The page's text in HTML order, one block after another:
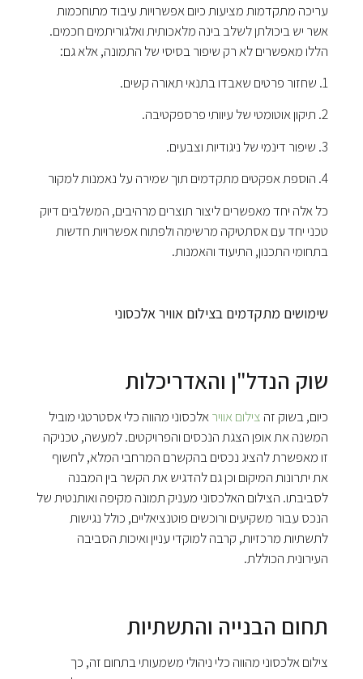
עריכה מתקדמות מציעות כיום אפשרויות עיבוד מתוחכמות
אשר יש ביכולתן לשלב בינה מלאכותית ואלגוריתמים חכמים.
הללו מאפשרים לא רק שיפור בסיסי של התמונה, אלא גם:
1. שחזור פרטים שאבדו בתנאי תאורה קשים.
2. תיקון אוטומטי של עיוותי פרספקטיבה.
3. שיפור דינמי של ניגודיות וצבעים.
4. הוספת אפקטים מתקדמים תוך שמירה על נאמנות למקור
כל אלה יחד מאפשרים ליצור תוצרים מרהיבים, המשלבים דיוק
טכני יחד עם אסתטיקה מרשימה ולפתוח אפשרויות חדשות
בתחומי התכנון, התיעוד והאמנות.
שימושים מתקדמים בצילום אוויר אלכסוני
שוק הנדל"ן והאדריכלות
כיום, בשוק זה צילום אוויראלכסוני מהווה כלי אסטרטגי מוביל
המשנה את אופן הצגת הנכסים והפרויקטים. למעשה, טכניקה
זו מאפשרת להציג נכסים בהקשרם המרחבי המלא, לחשוף
את יתרונות המיקום וכן גם להדגיש את הקשר בין המבנה
לסביבתו. הצילום האלכסוני מעניק תמונה מקיפה ואותנטית של
הנכס עבור משקיעים ורוכשים פוטנציאליים, כולל נגישות
לתשתיות מרכזיות, קרבה למוקדי עניין ואיכות הסביבה
העירונית הכוללת.
תחום הבנייה והתשתיות
צילום אלכסוני מהווה כלי ניהולי משמעותי בתחום זה, כך